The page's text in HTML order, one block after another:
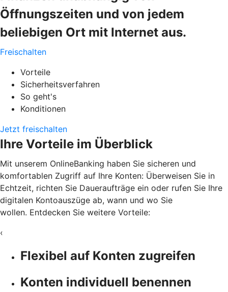
Öffnungszeiten und von jedem
beliebigen Ort mit Internet aus.
Freischalten
Vorteile
Sicherheitsverfahren
So geht's
Konditionen
Jetzt freischalten
Ihre Vorteile im Überblick
Mit unserem OnlineBanking haben Sie sicheren und
komfortablen Zugriff auf Ihre Konten: Überweisen Sie in
Echtzeit, richten Sie Daueraufträge ein oder rufen Sie Ihre
digitalen Kontoauszüge ab, wann und wo Sie
wollen. Entdecken Sie weitere Vorteile:
‹
Flexibel auf Konten zugreifen
Konten individuell benennen